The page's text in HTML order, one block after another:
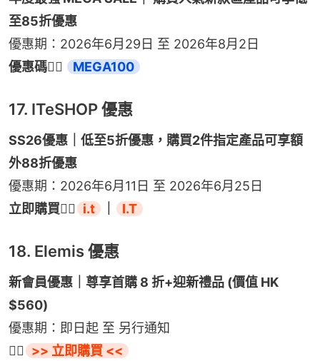
至85折優惠
優惠期：2026年6月29日 至 2026年8月2日
優惠碼👉🏻
MEGA100
17. ITeSHOP 優惠
SS26優惠｜低至5折優惠，購買2件指定產品可享額
外88折優惠
優惠期：2026年6月11日 至 2026年6月25日
立即購買👉🏻
i.t I.T
18. Elemis 優惠
新會員優惠｜尊享首購 8 折+迎新禮品 (價值 HK
$560)
優惠期：即日起 至 另行通知
👉🏻
>> 立即購買 <<